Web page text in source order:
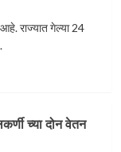
राज्यात गेल्या 24
च्या दोन वेतन